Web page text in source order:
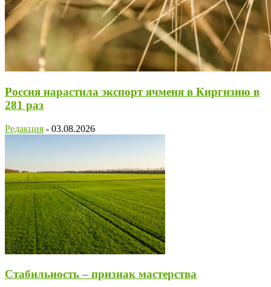
Россия нарастила экспорт ячменя в Киргизию в
281 раз
Редакция - 03.08.2026
Стабильность – признак мастерства